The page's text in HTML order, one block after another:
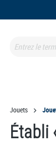
Jouets
Établi